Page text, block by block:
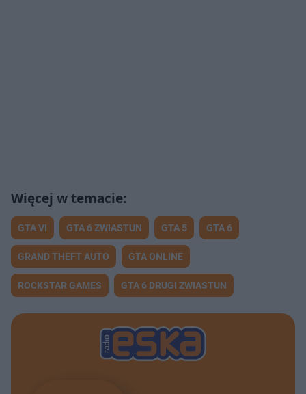
GTA VI GTA 6 ZWIASTUN GTA 5 GTA 6
GRAND THEFT AUTO GTA ONLINE
ROCKSTAR GAMES GTA 6 DRUGI ZWIASTUN